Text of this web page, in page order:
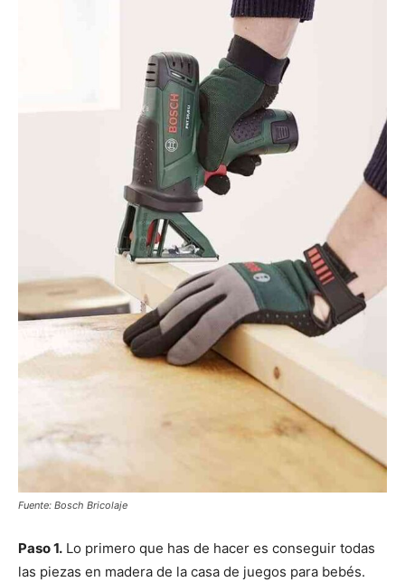
Fuente: Bosch Bricolaje
Paso 1. Lo primero que has de hacer es conseguir todas
las piezas en madera de la casa de juegos para bebés.